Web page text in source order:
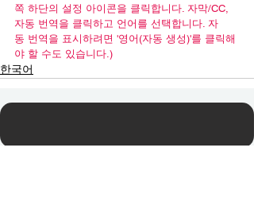
쪽 하단의 설정 아이콘을 클릭합니다. 자막/CC,
자동 번역을 클릭하고 언어를 선택합니다. 자
동 번역을 표시하려면 '영어(자동 생성)'를 클릭해
야 할 수도 있습니다.)
한국어